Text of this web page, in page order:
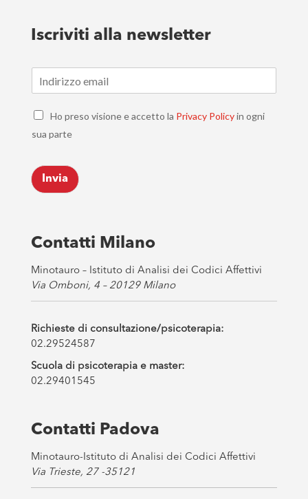
Iscriviti alla newsletter
m
C
e
k
b
s
*
Ho preso visione e accetto la Privacy Policyin ogni
sua parte
Invia
Contatti Milano
Minotauro – Istituto di Analisi dei Codici Affettivi
Via Omboni, 4 – 20129 Milano
Richieste di consultazione/psicoterapia:
02.29524587
Scuola di psicoterapia e master:
02.29401545
Contatti Padova
Minotauro-Istituto di Analisi dei Codici Affettivi
Via Trieste, 27 -35121